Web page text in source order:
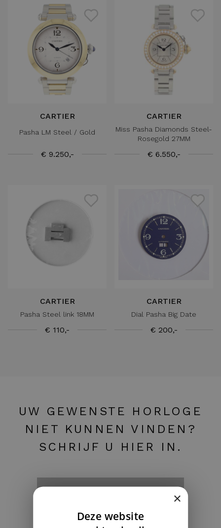
CARTIER
Pasha LM Steel / Gold
€ 9.250,-
CARTIER
Miss Pasha Diamonds Steel-
Rosegold 27MM
€ 6.550,-
CARTIER
Pasha Steel link 18MM
€ 110,-
CARTIER
Dial Pasha Big Date
€ 200,-
UW GEWENSTE HORLOGE
NIET KUNNEN VINDEN?
SCHRIJF U HIER IN.
×
Deze website